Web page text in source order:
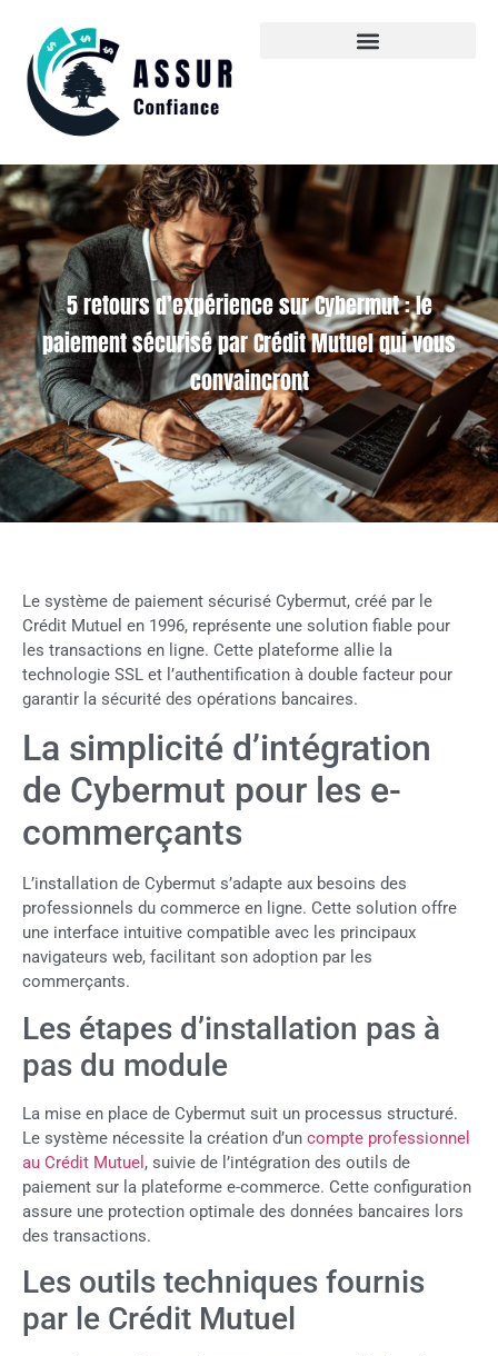
5 retours d’expérience sur Cybermut : le
paiement sécurisé par Crédit Mutuel qui vous
convaincront
Le système de paiement sécurisé Cybermut, créé par le
Crédit Mutuel en 1996, représente une solution fiable pour
les transactions en ligne. Cette plateforme allie la
technologie SSL et l’authentification à double facteur pour
garantir la sécurité des opérations bancaires.
La simplicité d’intégration
de Cybermut pour les e-
commerçants
L’installation de Cybermut s’adapte aux besoins des
professionnels du commerce en ligne. Cette solution offre
une interface intuitive compatible avec les principaux
navigateurs web, facilitant son adoption par les
commerçants.
Les étapes d’installation pas à
pas du module
La mise en place de Cybermut suit un processus structuré.
Le système nécessite la création d’un compte professionnel
au Crédit Mutuel , suivie de l’intégration des outils de
paiement sur la plateforme e-commerce. Cette configuration
assure une protection optimale des données bancaires lors
des transactions.
Les outils techniques fournis
par le Crédit Mutuel